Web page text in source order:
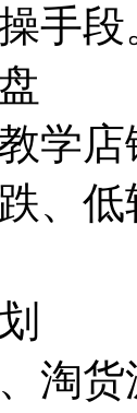
手段
学
、
、淘